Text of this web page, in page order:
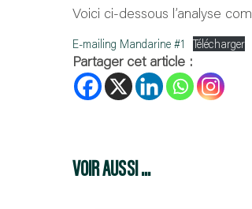
Voici ci-dessous l’analyse
E-mailing Mandarine #1 Télécharger
Partager cet article :
VOIR AUSSI ...